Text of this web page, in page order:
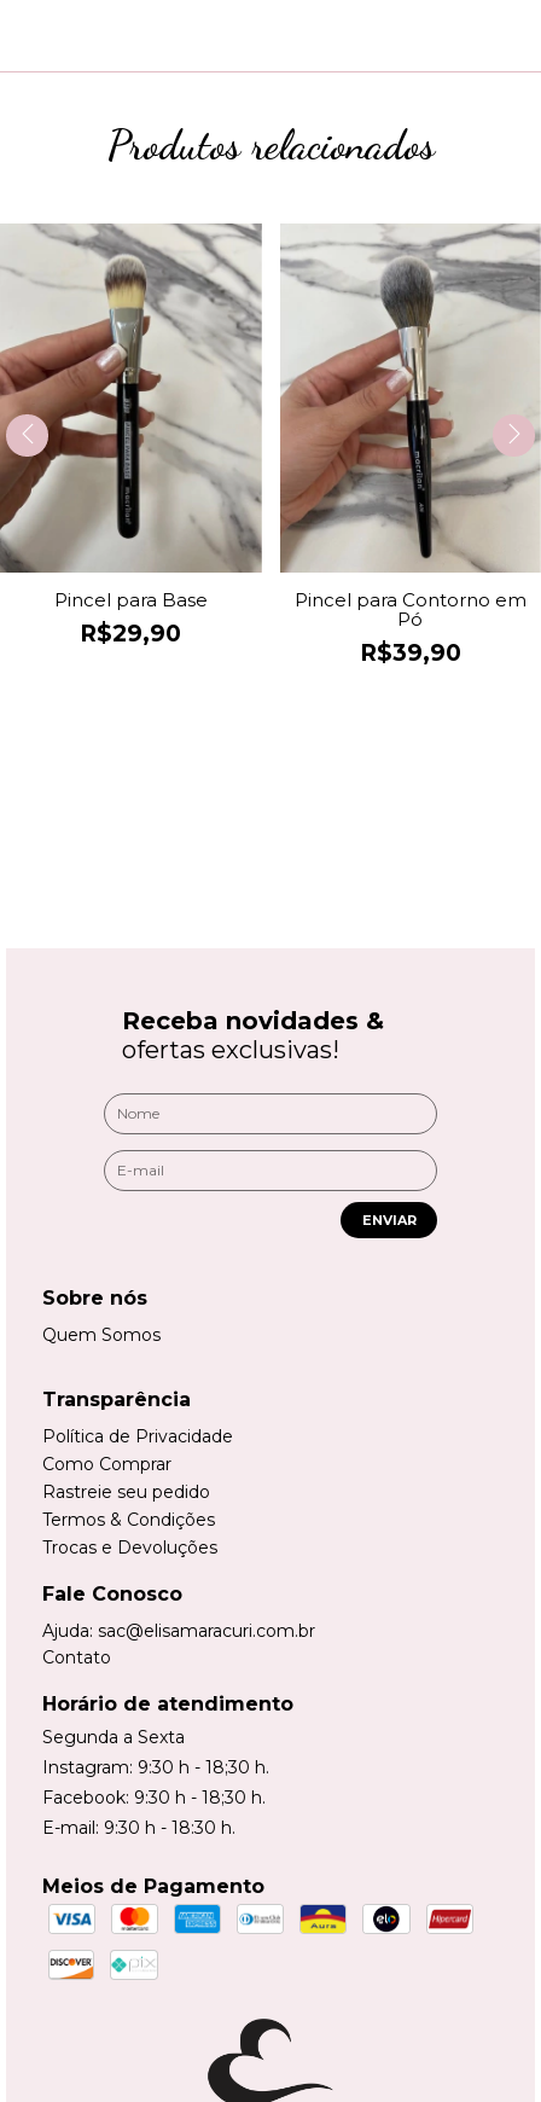
Produtos relacionados
Pincel para Base
R$29,90
Pincel para Contorno em
Pó
R$39,90
Receba novidades &
ofertas exclusivas!
ENVIAR
Sobre nós
Quem Somos
Transparência
Política de Privacidade
Como Comprar
Rastreie seu pedido
Termos & Condições
Trocas e Devoluções
Fale Conosco
Ajuda: sac@elisamaracuri.com.br
Contato
Horário de atendimento
Segunda a Sexta
Instagram: 9:30 h - 18;30 h.
Facebook: 9:30 h - 18;30 h.
E-mail: 9:30 h - 18:30 h.
Meios de Pagamento